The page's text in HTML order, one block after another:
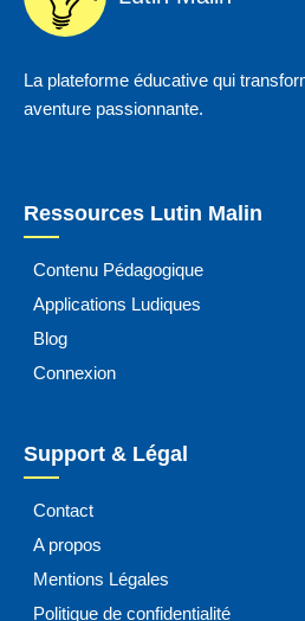
La plateforme éducative qui
aventure passionnante.
Ressources Lutin Malin
Contenu Pédagogique
Applications Ludiques
Blog
Connexion
Support & Légal
Contact
A propos
Mentions Légales
Politique de confidentialité